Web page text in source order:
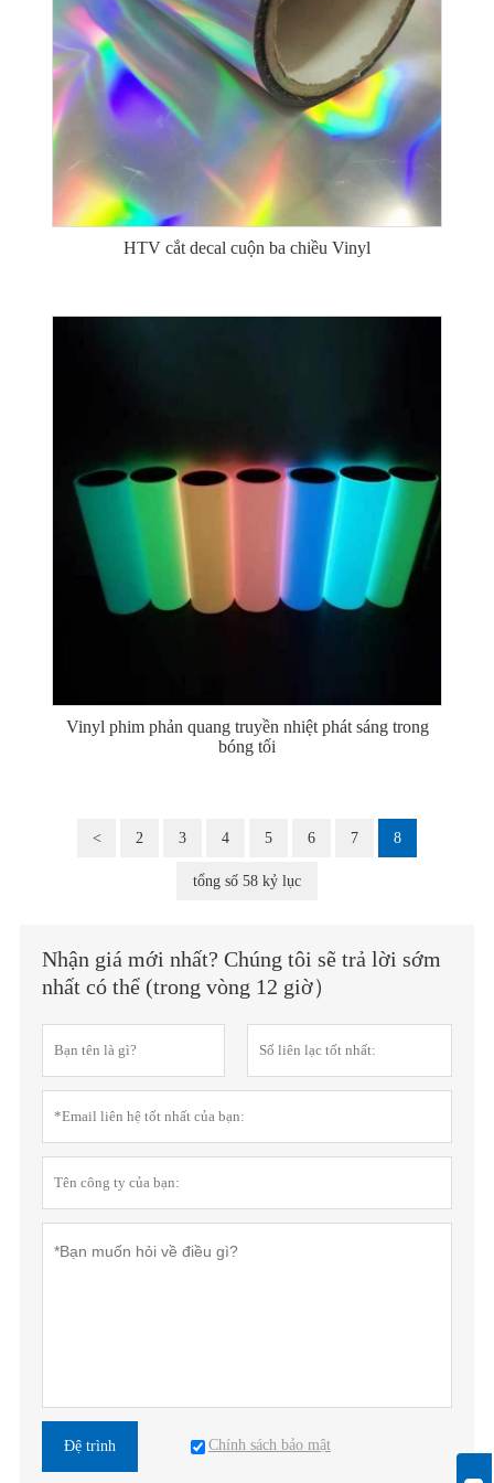
HTV cắt decal cuộn ba chiều Vinyl
Vinyl phim phản quang truyền nhiệt phát sáng trong
bóng tối
< 2 3 4 5 6 7 8
tổng số 58 kỷ lục
Nhận giá mới nhất? Chúng tôi sẽ trả lời sớm
nhất có thể (trong vòng 12 giờ）
Đệ trình Chính sách bảo mật